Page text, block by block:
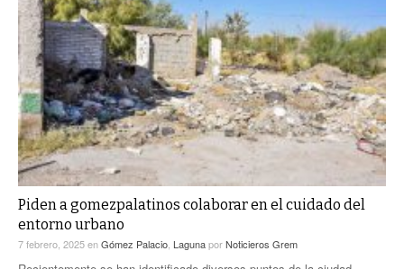
Piden a gomezpalatinos colaborar en el cuidado del
entorno urbano
7 febrero, 2025enGómez Palacio LagunaporNoticieros Grem